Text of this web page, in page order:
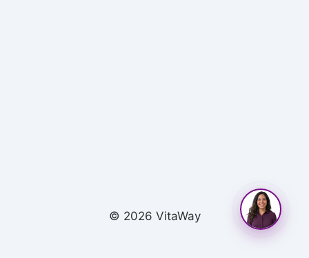
© 2026 VitaWay